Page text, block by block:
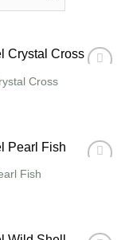
Cross
Fish